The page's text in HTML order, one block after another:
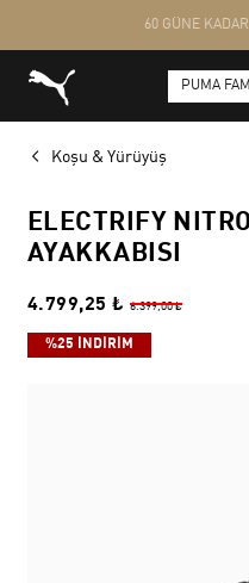
Koşu & Yürüyüş
ELECTRIFY
AYAKKABISI
4.799,25 ₺ 6.399,00 ₺
%25 İNDİRİM